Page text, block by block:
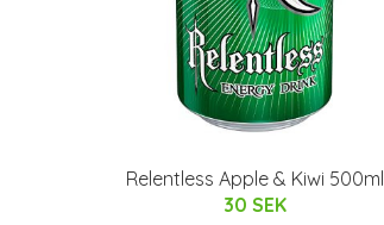
Relentless Apple & Kiwi 500ml
30 SEK